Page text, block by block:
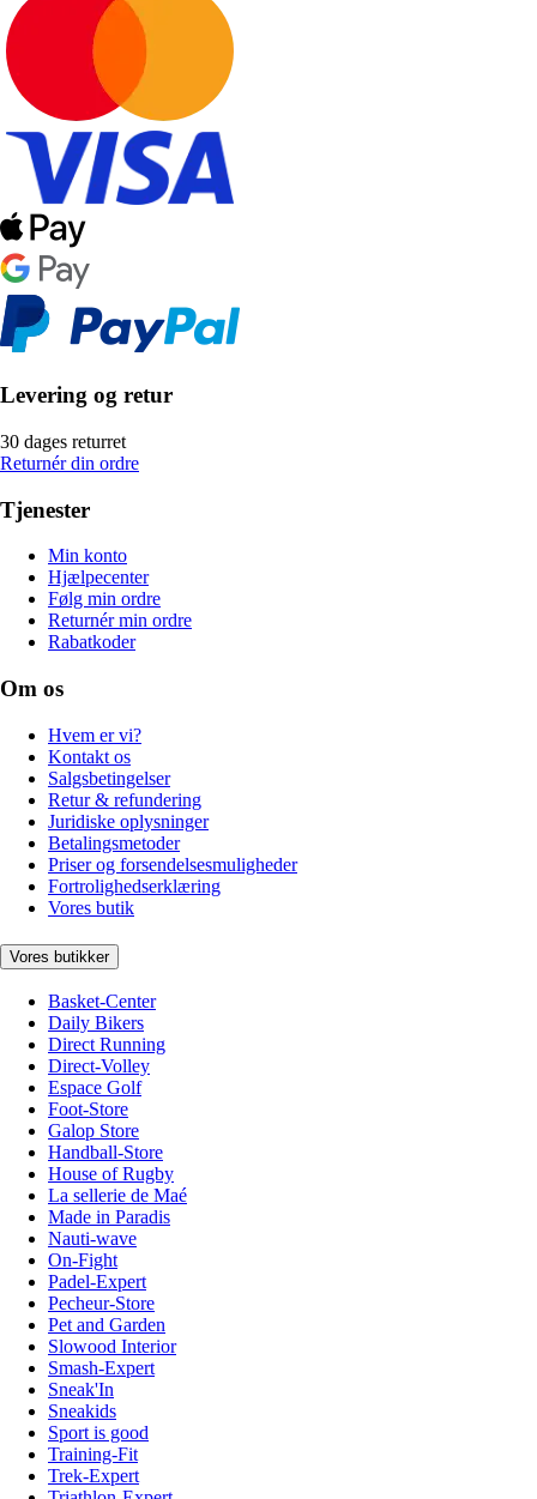
Levering og retur
30 dages returret
Returnér din ordre
Tjenester
Min konto
Hjælpecenter
Følg min ordre
Returnér min ordre
Rabatkoder
Om os
Hvem er vi?
Kontakt os
Salgsbetingelser
Retur & refundering
Juridiske oplysninger
Betalingsmetoder
Priser og forsendelsesmuligheder
Fortrolighedserklæring
Vores butik
Vores butikker
Basket-Center
Daily Bikers
Direct Running
Direct-Volley
Espace Golf
Foot-Store
Galop Store
Handball-Store
House of Rugby
La sellerie de Maé
Made in Paradis
Nauti-wave
On-Fight
Padel-Expert
Pecheur-Store
Pet and Garden
Slowood Interior
Smash-Expert
Sneak'In
Sneakids
Sport is good
Training-Fit
Trek-Expert